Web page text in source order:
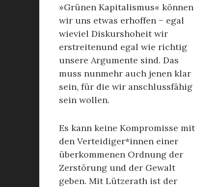
»Grünen Kapitalismus« können
wir uns etwas erhoffen − egal
wieviel Diskurshoheit wir
erstreitenund egal wie richtig
unsere Argumente sind. Das
muss nunmehr auch jenen klar
sein, für die wir anschlussfähig
sein wollen.
Es kann keine Kompromisse mit
den Verteidiger*innen einer
überkommenen Ordnung der
Zerstörung und der Gewalt
geben. Mit Lützerath ist der